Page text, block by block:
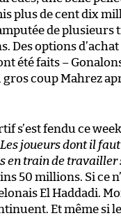
plus de cent dix
de plusieurs
options d’achat
été faits –
coup Mahrez
s’est fendu ce
joueurs dont il
en train de
50 millions. Si ce
El Haddadi.
Et même si